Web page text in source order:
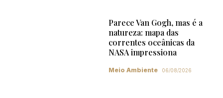
Parece Van Gogh, mas é a
natureza: mapa das
correntes oceânicas da
NASA impressiona
Meio Ambiente 06/08/2026